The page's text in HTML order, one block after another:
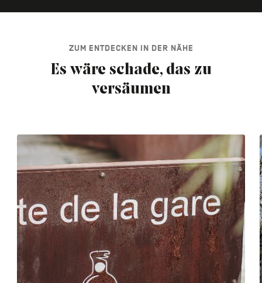
ZUM ENTDECKEN IN DER NÄHE
Es wäre schade, das zu
versäumen